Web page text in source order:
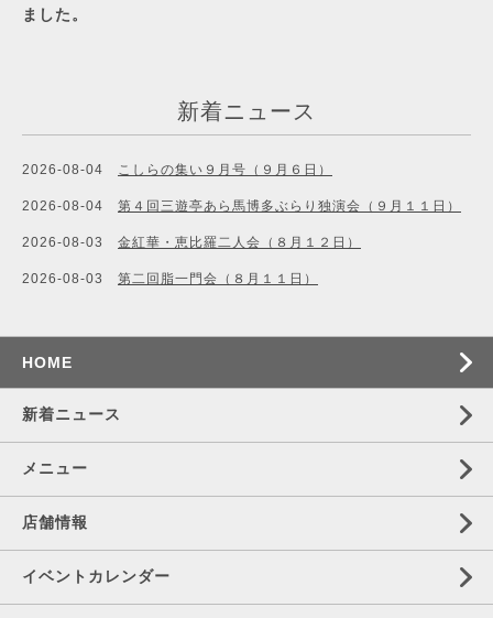
ました。
新着ニュース
2026-08-04 こしらの集い９月号（９月６日）
2026-08-04 第４回三遊亭あら馬博多ぶらり独演会（９月１１日）
2026-08-03 金紅華・恵比羅二人会（８月１２日）
2026-08-03 第二回脂一門会（８月１１日）
HOME
新着ニュース
メニュー
店舗情報
イベントカレンダー